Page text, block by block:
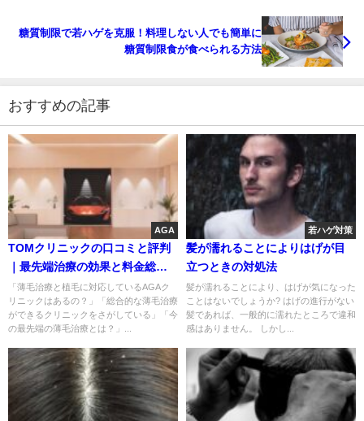
糖質制限で若ハゲを克服！料理しない人でも簡単に
糖質制限食が食べられる方法
おすすめの記事
AGA
TOMクリニックの口コミと評判
｜最先端治療の効果と料金総ま
とめ
「薄毛治療と植毛に対応しているAGAク
リニックはあるの？」「総合的な薄毛治療
ができるクリニックをさがしている」「今
の最先端の薄毛治療とは？」...
若ハゲ対策
髪が濡れることによりはげが目
立つときの対処法
髪が濡れることにより、はげが気になった
ことはないでしょうか? はげの進行がない
髪であれば、一般的に濡れたところで違和
感はありません。 しかし...